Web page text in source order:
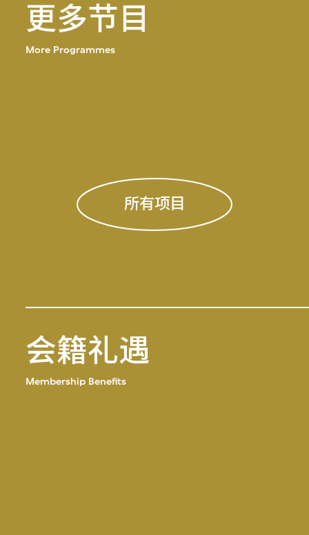
更多节目
More Programmes
所有项目
会籍礼遇
Membership Benefits